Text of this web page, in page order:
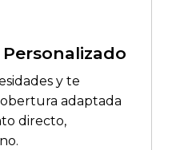
y te
adaptada
directo,